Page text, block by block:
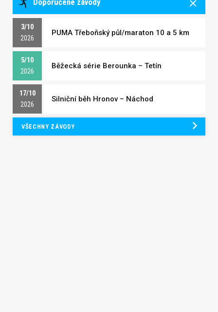
Doporučené závody
3/10
2026
PUMA Třeboňský půl/maraton 10 a 5 km
5/10
2026
Běžecká série Berounka – Tetín
17/10
2026
Silniční běh Hronov – Náchod
VŠECHNY ZÁVODY